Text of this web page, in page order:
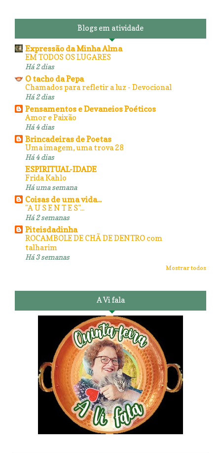
Blogs em atividade
Expressão da Minha Alma
EM TODOS OS LUGARES
Há 2 dias
O tacho da Pepa
Chamados para refletir a luz - Devocional
Há 2 dias
Pensamentos e Devaneios Poéticos
Amor e Paixão
Há 4 dias
Brincadeiras de Poetas
Uma imagem, uma trova 28
Há 4 dias
ESPIRITUAL-IDADE
Frida Kahlo
Há uma semana
Coisas de uma vida...
"A U S E N T E S"...
Há 2 semanas
Piteisdadinha
ROCAMBOLE DE CHÃ DE DENTRO com
talharim
Há 3 semanas
Mostrar todos
A Vi fala